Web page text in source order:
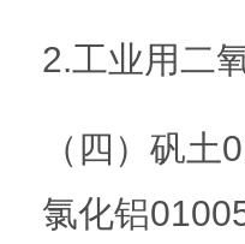
2.工业用二
（四）矾
氯化铝